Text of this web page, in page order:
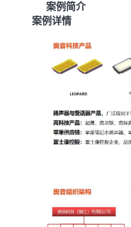
案例简介
案例详情